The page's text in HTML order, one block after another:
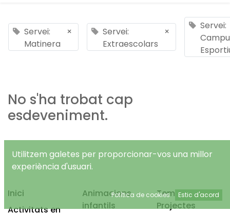
Servei:
Matinera
×
Servei:
Extraescolars
×
Servei:
No s'ha trobat cap
esdeveniment.
Inici
Activitats en
Animacions
infantils
Temps Lliure
Projectes
Utilitzem galetes per proporcionar-vos una millor
experiència d'usuari.
Política de cookies Estic d'acord